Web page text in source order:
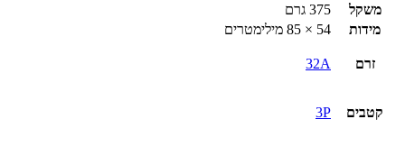
משקל
375 גרם
מידות
54 × 85 מילימטרים
זרם 32A
קטבים 3P